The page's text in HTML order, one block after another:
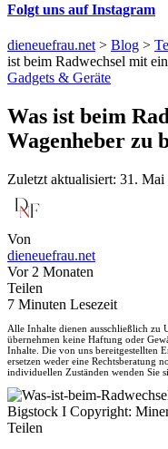
Folgt uns auf Instagram
dieneuefrau.net > Blog >
ist beim Radwechsel mit
Gadgets & Geräte
Was ist beim
Wagenheber zu
Zuletzt aktualisiert: 31.
Von
dieneuefrau.net
Vor 2 Monaten
Teilen
7 Minuten Lesezeit
Alle Inhalte dienen ausschließlich zu
übernehmen keine Haftung oder
Inhalte. Die von uns bereitgestellten
ersetzen weder eine Rechtsberatung
individuellen Zuständen wenden Sie
Bigstock I Copyright:
Teilen